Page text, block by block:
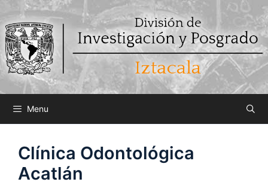
Saltar
contenido
Menu
Clínica Odontológica
Acatlán